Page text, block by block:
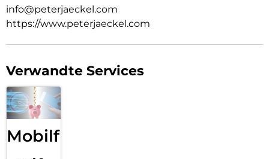
info@peterjaeckel.com
https://www.peterjaeckel.com
Verwandte Services
Mobilfunk